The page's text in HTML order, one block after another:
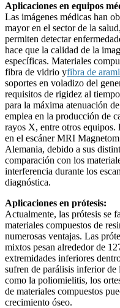
Aplicaciones en equipos
Las imágenes médicas han
mayor en el sector de la
permiten detectar
hace que la calidad de la
específicas. Materiales
fibra de vidrio yfibra de
soportes en voladizo del
requisitos de rigidez al
para la máxima atenuación
emplea en la producción de
rayos X, entre otros equipos.
en el escáner MRI
Alemania, debido a sus
comparación con los
interferencia durante los
diagnóstica.
Aplicaciones en prótesis:
Actualmente, las prótesis se
materiales compuestos de
numerosas ventajas. Las
mixtos pesan alrededor de
extremidades inferiores
sufren de parálisis inferior de
como la poliomielitis, los
de materiales compuestos
crecimiento óseo.